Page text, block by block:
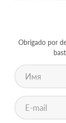
Obrigado por